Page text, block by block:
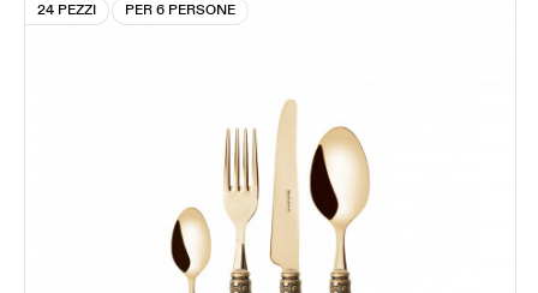
24 PEZZI PER 6 PERSONE